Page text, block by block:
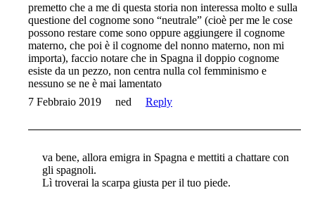
premetto che a me di questa storia non interessa molto e sulla
questione del cognome sono “neutrale” (cioè per me le cose
possono restare come sono oppure aggiungere il cognome
materno, che poi è il cognome del nonno materno, non mi
importa), faccio notare che in Spagna il doppio cognome
esiste da un pezzo, non centra nulla col femminismo e
nessuno se ne è mai lamentato
7 Febbraio 2019
ned Reply
va bene, allora emigra in Spagna e mettiti a chattare con
gli spagnoli.
Lì troverai la scarpa giusta per il tuo piede.